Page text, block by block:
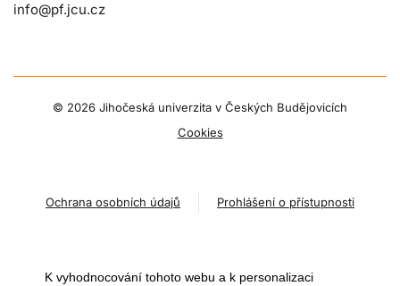
info@pf.jcu.cz
© 2026 Jihočeská univerzita v Českých Budějovicích
Cookies
Ochrana osobních údajů Prohlášení o přístupnosti
K vyhodnocování tohoto webu a k personalizaci